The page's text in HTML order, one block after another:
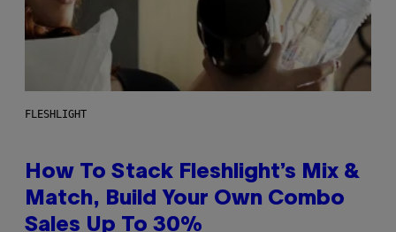
FLESHLIGHT
How To Stack Fleshlight’s Mix &
Match, Build Your Own Combo
Sales Up To 30%